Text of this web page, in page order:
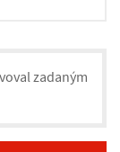
zadaným